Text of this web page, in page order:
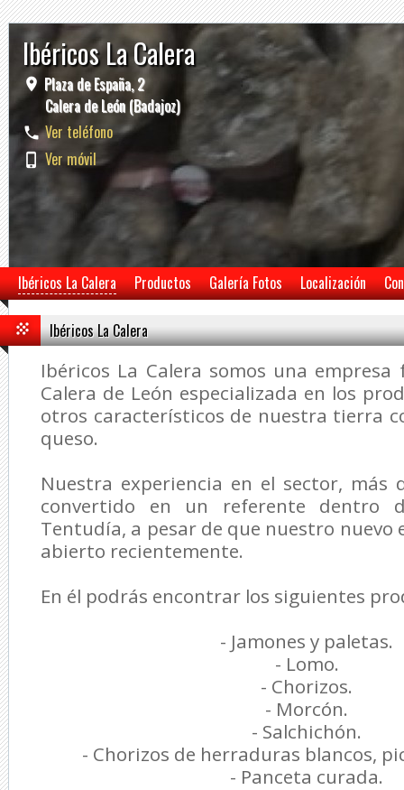
Ibéricos La Calera
Plaza de España, 2
Calera de León (Badajoz)
Ver teléfono
Ver móvil
Ibéricos La Calera Productos Galería Fotos Localización
Ibéricos La Calera
Ibéricos La Calera somos una
Calera de León especializada en los
otros característicos de nuestra tierra
queso.
Nuestra experiencia en el sector, más
convertido en un referente dentro
Tentudía, a pesar de que nuestro nuevo
abierto recientemente.
En él podrás encontrar los siguientes
- Jamones y paletas.
- Lomo.
- Chorizos.
- Morcón.
- Salchichón.
- Chorizos de herraduras blancos,
- Panceta curada.